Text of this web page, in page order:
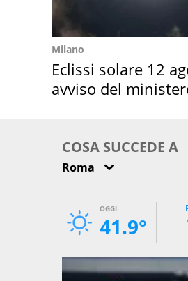
Milano
Eclissi solare 12
avviso del